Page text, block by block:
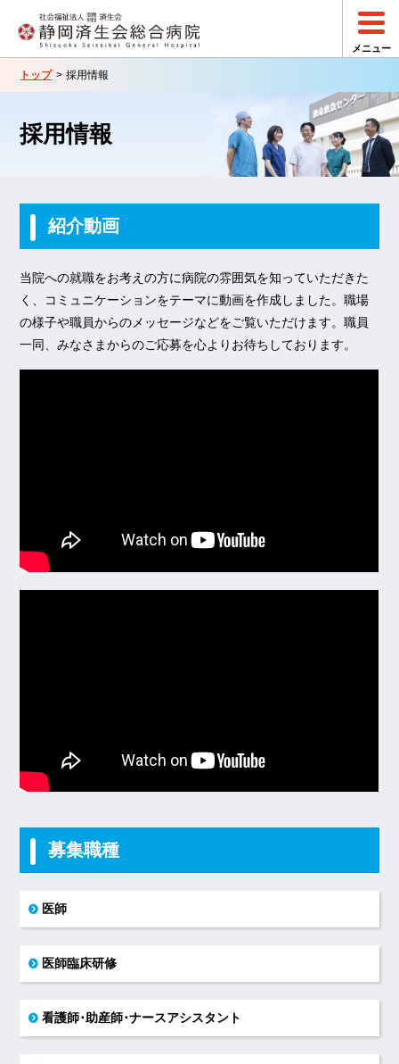
トップ 採用情報
採用情報
紹介動画
当院への就職をお考えの方に病院の雰囲気を知っていただきた
く、コミュニケーションをテーマに動画を作成しました。職場
の様子や職員からのメッセージなどをご覧いただけます。職員
一同、みなさまからのご応募を心よりお待ちしております。
募集職種
医師
医師臨床研修
看護師･助産師･ナースアシスタント